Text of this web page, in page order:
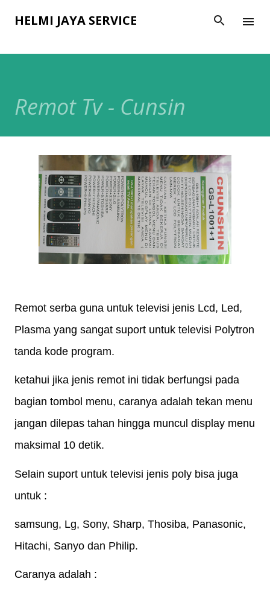
Langsung ke konten utama
HELMI JAYA SERVICE
Remot Tv - Cunsin
Remot serba guna untuk televisi jenis Lcd, Led,
Plasma yang sangat suport untuk televisi Polytron
tanda kode program.
ketahui jika jenis remot ini tidak berfungsi pada
bagian tombol menu, caranya adalah tekan menu
jangan dilepas tahan hingga muncul display menu
maksimal 10 detik.
Selain suport untuk televisi jenis poly bisa juga
untuk :
samsung, Lg, Sony, Sharp, Thosiba, Panasonic,
Hitachi, Sanyo dan Philip.
Caranya adalah :